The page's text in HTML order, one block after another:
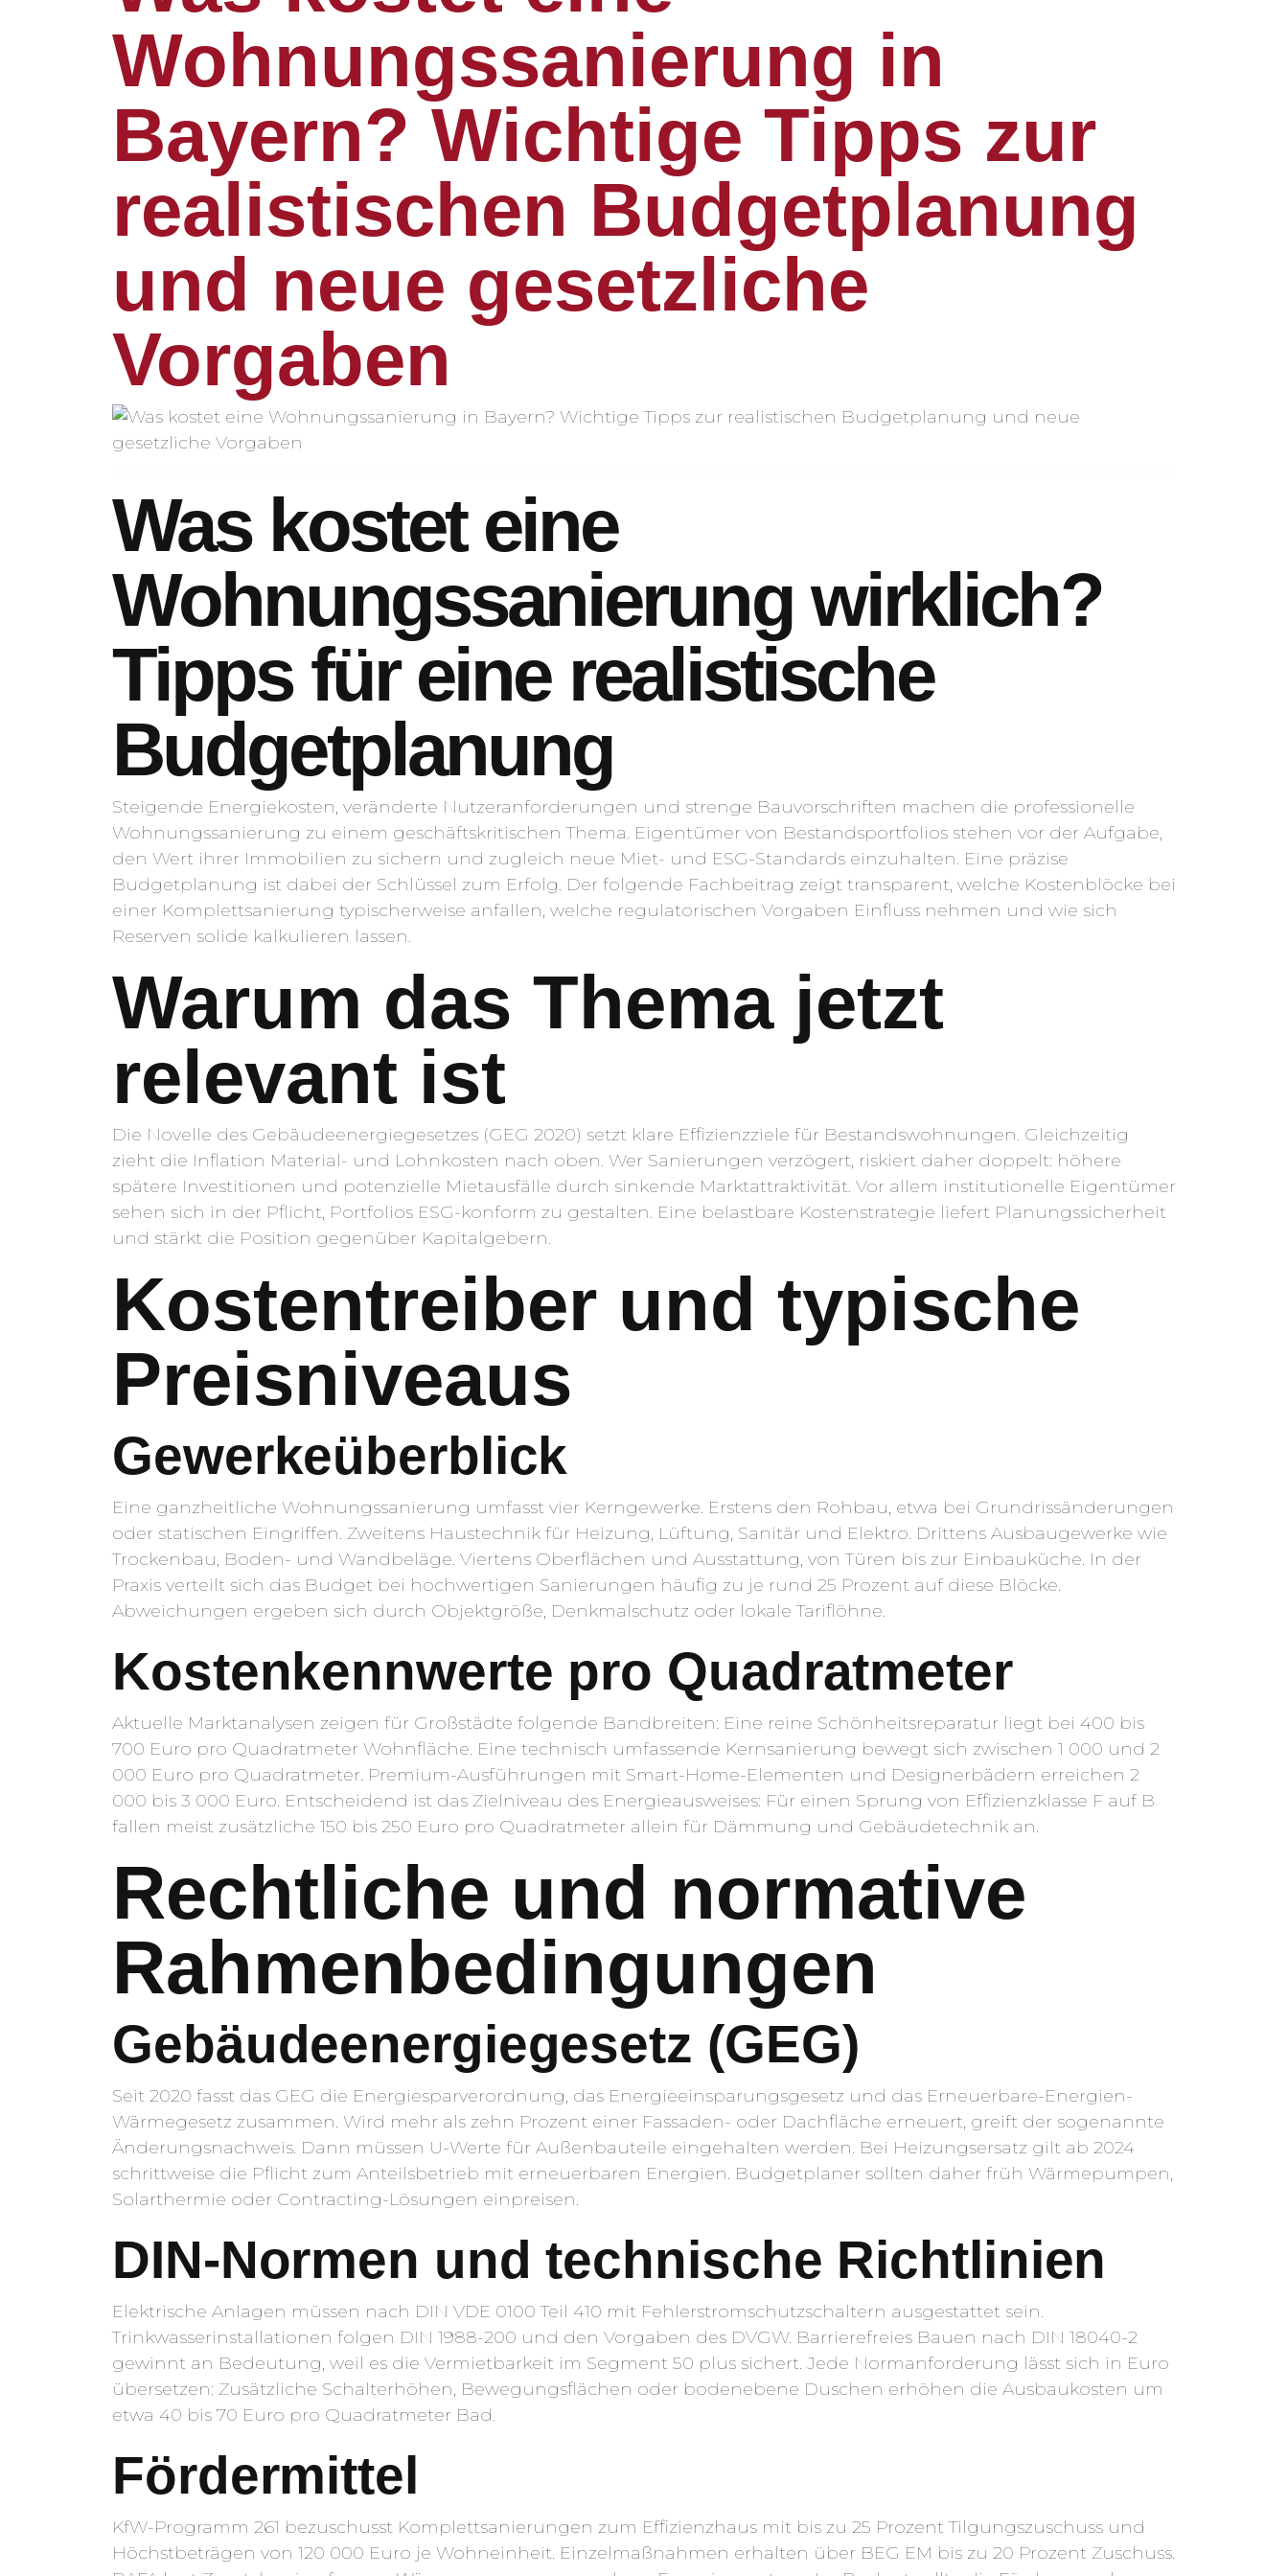
Wohnungssanierung in
Bayern? Wichtige Tipps zur
realistischen Budgetplanung
und neue gesetzliche
Vorgaben
Was kostet eine
Wohnungssanierung wirklich?
Tipps für eine realistische
Budgetplanung
Steigende Energiekosten, veränderte Nutzeranforderungen und strenge Bauvorschriften machen die professionelle
Wohnungssanierung zu einem geschäftskritischen Thema. Eigentümer von Bestandsportfolios stehen vor der Aufgabe,
den Wert ihrer Immobilien zu sichern und zugleich neue Miet- und ESG-Standards einzuhalten. Eine präzise
Budgetplanung ist dabei der Schlüssel zum Erfolg. Der folgende Fachbeitrag zeigt transparent, welche Kostenblöcke bei
einer Komplettsanierung typischerweise anfallen, welche regulatorischen Vorgaben Einfluss nehmen und wie sich
Reserven solide kalkulieren lassen.
Warum das Thema jetzt
relevant ist
Die Novelle des Gebäudeenergiegesetzes (GEG 2020) setzt klare Effizienzziele für Bestandswohnungen. Gleichzeitig
zieht die Inflation Material- und Lohnkosten nach oben. Wer Sanierungen verzögert, riskiert daher doppelt: höhere
spätere Investitionen und potenzielle Mietausfälle durch sinkende Marktattraktivität. Vor allem institutionelle Eigentümer
sehen sich in der Pflicht, Portfolios ESG-konform zu gestalten. Eine belastbare Kostenstrategie liefert Planungssicherheit
und stärkt die Position gegenüber Kapitalgebern.
Kostentreiber und typische
Preisniveaus
Gewerkeüberblick
Eine ganzheitliche Wohnungssanierung umfasst vier Kerngewerke. Erstens den Rohbau, etwa bei Grundrissänderungen
oder statischen Eingriffen. Zweitens Haustechnik für Heizung, Lüftung, Sanitär und Elektro. Drittens Ausbaugewerke wie
Trockenbau, Boden- und Wandbeläge. Viertens Oberflächen und Ausstattung, von Türen bis zur Einbauküche. In der
Praxis verteilt sich das Budget bei hochwertigen Sanierungen häufig zu je rund 25 Prozent auf diese Blöcke.
Abweichungen ergeben sich durch Objektgröße, Denkmalschutz oder lokale Tariflöhne.
Kostenkennwerte pro Quadratmeter
Aktuelle Marktanalysen zeigen für Großstädte folgende Bandbreiten: Eine reine Schönheitsreparatur liegt bei 400 bis
700 Euro pro Quadratmeter Wohnfläche. Eine technisch umfassende Kernsanierung bewegt sich zwischen 1 000 und 2
000 Euro pro Quadratmeter. Premium-Ausführungen mit Smart-Home-Elementen und Designerbädern erreichen 2
000 bis 3 000 Euro. Entscheidend ist das Zielniveau des Energieausweises: Für einen Sprung von Effizienzklasse F auf B
fallen meist zusätzliche 150 bis 250 Euro pro Quadratmeter allein für Dämmung und Gebäudetechnik an.
Rechtliche und normative
Rahmenbedingungen
Gebäudeenergiegesetz (GEG)
Seit 2020 fasst das GEG die Energiesparverordnung, das Energieeinsparungsgesetz und das Erneuerbare-Energien-
Wärmegesetz zusammen. Wird mehr als zehn Prozent einer Fassaden- oder Dachfläche erneuert, greift der sogenannte
Änderungsnachweis. Dann müssen U-Werte für Außenbauteile eingehalten werden. Bei Heizungsersatz gilt ab 2024
schrittweise die Pflicht zum Anteilsbetrieb mit erneuerbaren Energien. Budgetplaner sollten daher früh Wärmepumpen,
Solarthermie oder Contracting-Lösungen einpreisen.
DIN-Normen und technische Richtlinien
Elektrische Anlagen müssen nach DIN VDE 0100 Teil 410 mit Fehlerstromschutzschaltern ausgestattet sein.
Trinkwasserinstallationen folgen DIN 1988-200 und den Vorgaben des DVGW. Barrierefreies Bauen nach DIN 18040-2
gewinnt an Bedeutung, weil es die Vermietbarkeit im Segment 50 plus sichert. Jede Normanforderung lässt sich in Euro
übersetzen: Zusätzliche Schalterhöhen, Bewegungsflächen oder bodenebene Duschen erhöhen die Ausbaukosten um
etwa 40 bis 70 Euro pro Quadratmeter Bad.
Fördermittel
KfW-Programm 261 bezuschusst Komplettsanierungen zum Effizienzhaus mit bis zu 25 Prozent Tilgungszuschuss und
Höchstbeträgen von 120 000 Euro je Wohneinheit. Einzelmaßnahmen erhalten über BEG EM bis zu 20 Prozent Zuschuss.